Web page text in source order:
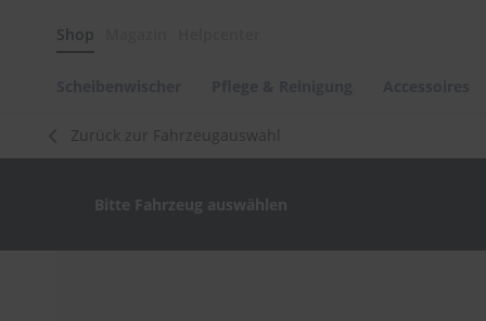
Shop
Polituren
&
Autowellness
Zurück zur Fahrzeugauswahl
Bitte Fahrzeug auswählen